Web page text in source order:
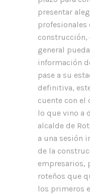
presentar
profesionales
construcción,
general
información
pase a su
definitiva,
cuente con el
lo que vino a
alcalde de
a una sesión
de la
empresarios,
roteños que
los primeros